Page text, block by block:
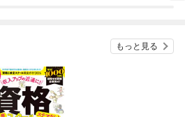
た。実に愛い！～（コ
ミック）【分冊版】
もっと見る